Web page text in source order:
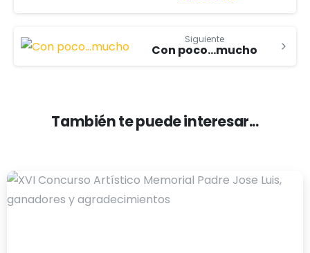
Siguiente
Con poco…mucho
También te puede interesar...